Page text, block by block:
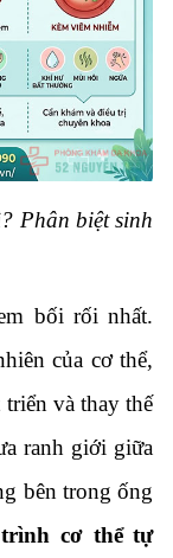
Phân biệt sinh
bối rối nhất.
của cơ thể,
và thay thế
ranh giới giữa
bên trong ống
cơ thể tự